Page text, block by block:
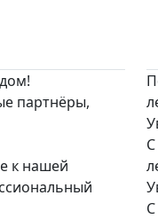
партнёры,
к нашей